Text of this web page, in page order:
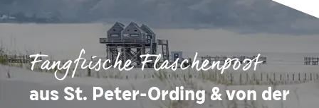
Fangfrische Flaschenpost
aus St. Peter-Ording & von der